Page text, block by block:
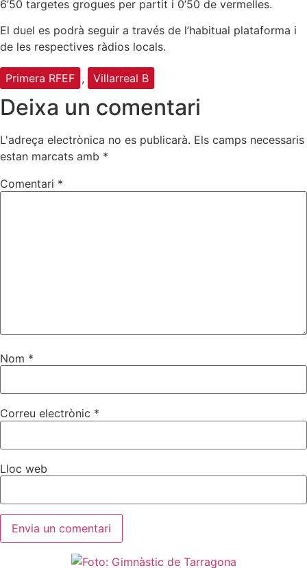
6’50 targetes grogues per partit i 0’50 de vermelles.
El duel es podrà seguir a través de l’habitual plataforma i
de les respectives ràdios locals.
Primera RFEF , Villarreal B
Deixa un comentari
L'adreça electrònica no es publicarà. Els camps necessaris
estan marcats amb *
Comentari *
Nom *
Correu electrònic *
Lloc web